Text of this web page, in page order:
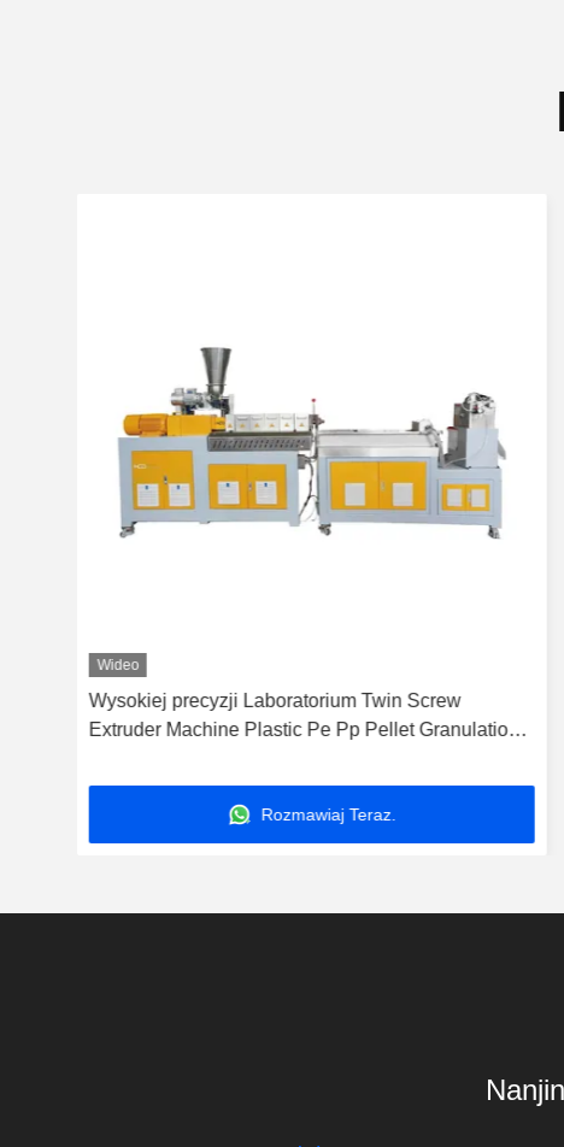
Wideo
Wysokiej precyzji Laboratorium Twin Screw
Extruder Machine Plastic Pe Pp Pellet Granulation
Rozmawiaj Teraz.